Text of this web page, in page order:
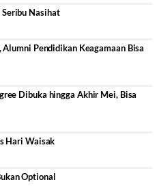
Nasihat
Pendidikan Keagamaan Bisa
Dibuka hingga Akhir Mei, Bisa
Hari Waisak
Optional